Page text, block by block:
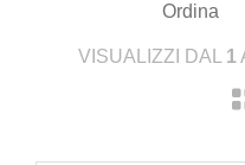
Ordina
VISUALIZZI DAL 1